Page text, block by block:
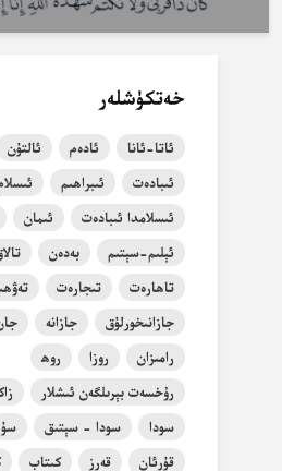
خەتكۈشلەر
ئاتا-ئانا ئادەم ئالتۇن
ئىبادەت
ئىبراھىم
ئىسلامدا ئىبادەت
ئىمان
ئېلىم-سېتىم
بەدەن
تاھارەت
تىجارەت
جازانىخورلۇق
جازانە
رامىزان
روزا
روھ
رۇخسەت بېرىلگەن ئىشلار
سودا
سودا - سېتىق سۇ
قۇرئان
قەرز كىتاب